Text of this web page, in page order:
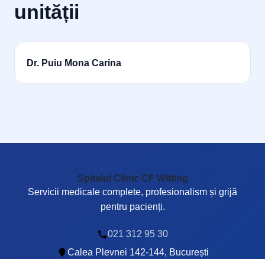
unității
Dr. Puiu Mona Carina
Spitalul Clinic CF Witting
Servicii medicale complete, profesionalism și grijă
pentru pacienți.
021 312 95 30
Calea Plevnei 142-144, București